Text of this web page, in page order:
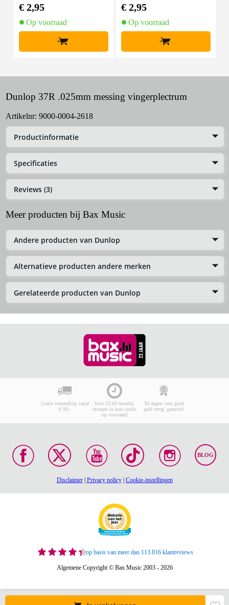
€ 2,95
Op voorraad
+
€ 2,95
Op voorraad
+
Dunlop 37R .025mm messing vingerplectrum
Artikelnr: 9000-0004-2618
Productinformatie
Specificaties
Reviews (3)
Meer producten bij Bax Music
Andere producten van Dunlop
Alternatieve producten andere merken
Gerelateerde producten van Dunlop
Gratis verzending vanaf
€ 99,-
Voor 23:00 besteld,
morgen in huis (mits
op voorraad)
30 dagen 'niet goed
geld terug' garantie!
BLOG
Disclaimer| Privacy policy| Cookie-instellingen
op basis van meer dan 113.816 klantreviews
Algemene Copyright © Bax Music 2003 - 2026